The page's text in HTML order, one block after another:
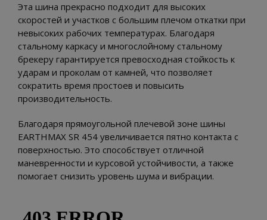
Эта шина прекрасно подходит для высоких
скоростей и участков с большим плечом откатки при
невысоких рабочих температурах. Благодаря
стальному каркасу и многослойному стальному
брекеру гарантируется превосходная стойкость к
ударам и проколам от камней, что позволяет
сократить время простоев и повысить
производительность.
Благодаря прямоугольной плечевой зоне шины
EARTHMAX SR 454 увеличивается пятно контакта с
поверхностью. Это способствует отличной
маневренности и курсовой устойчивости, а также
помогает снизить уровень шума и вибрации.